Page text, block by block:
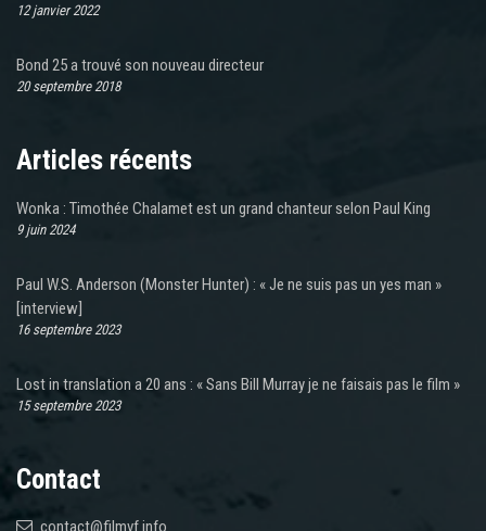
12 janvier 2022
Bond 25 a trouvé son nouveau directeur
20 septembre 2018
Articles récents
Wonka : Timothée Chalamet est un grand chanteur selon Paul King
9 juin 2024
Paul W.S. Anderson (Monster Hunter) : « Je ne suis pas un yes man »
[interview]
16 septembre 2023
Lost in translation a 20 ans : « Sans Bill Murray je ne faisais pas le film »
15 septembre 2023
Contact
contact@filmvf.info